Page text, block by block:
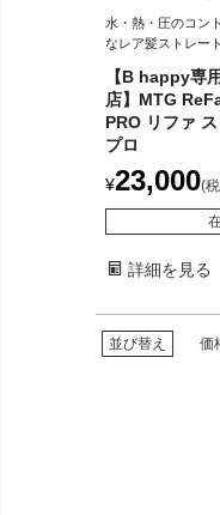
水・熱・圧のコン
なレア髪ストレー
【B happy専
店】MTG
PRO リファ
プロ
¥23,000
詳細を見る
並び替え 価